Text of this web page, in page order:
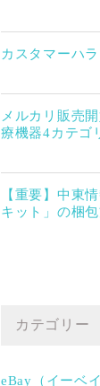
カスタマーハ
メルカリ販売
療機器4カテゴ
【重要】中東
キット」の梱
カテゴリー
eBay（イーベイ